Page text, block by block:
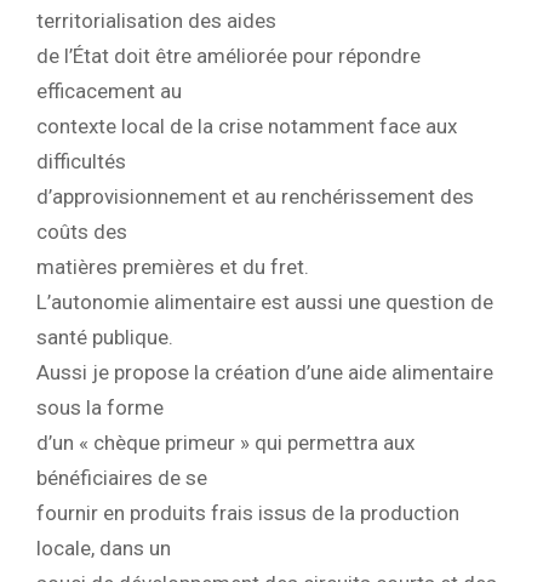
territorialisation des aides
de l’État doit être améliorée pour répondre
efficacement au
contexte local de la crise notamment face aux
difficultés
d’approvisionnement et au renchérissement des
coûts des
matières premières et du fret.
L’autonomie alimentaire est aussi une question de
santé publique.
Aussi je propose la création d’une aide alimentaire
sous la forme
d’un « chèque primeur » qui permettra aux
bénéficiaires de se
fournir en produits frais issus de la production
locale, dans un